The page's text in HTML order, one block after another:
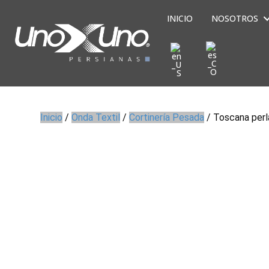
INICIO NOSOTROS
Inicio /Onda Textil /Cortinería Pesada / Toscana